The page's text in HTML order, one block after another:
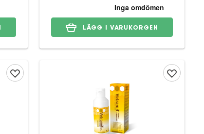
LÄGG I VARUKORGEN